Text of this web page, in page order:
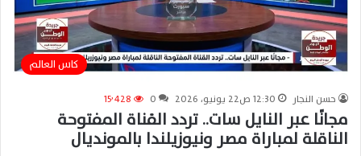
كاس العالم
حسن النجار 12:30 ص22 يونيو، 2026 0 15٬428
مجانًا عبر النايل سات.. تردد القناة المفتوحة
الناقلة لمباراة مصر ونيوزيلندا بالمونديال